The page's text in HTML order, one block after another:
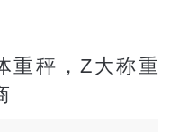
重秤，Z大称重